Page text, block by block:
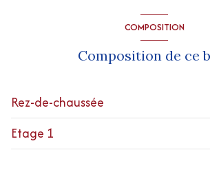
COMPOSITION
Composition de ce
Rez-de-chaussée
garage
Etage 1